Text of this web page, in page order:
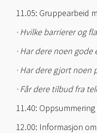
11.05: Gruppearbeid
· Hvilke barrierer og
· Har dere noen
· Har dere gjort
· Får dere tilbud fra
11.40:
12.00: Informasjon